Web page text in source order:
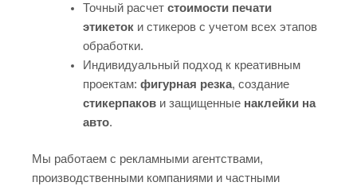
Точный расчет стоимости печати
этикетоки стикеров с учетом всех этапов
обработки.
Индивидуальный подход к креативным
проектам: фигурная резка, создание
стикерпакови защищенные наклейки на
авто.
Мы работаем с рекламными агентствами,
производственными компаниями и частными